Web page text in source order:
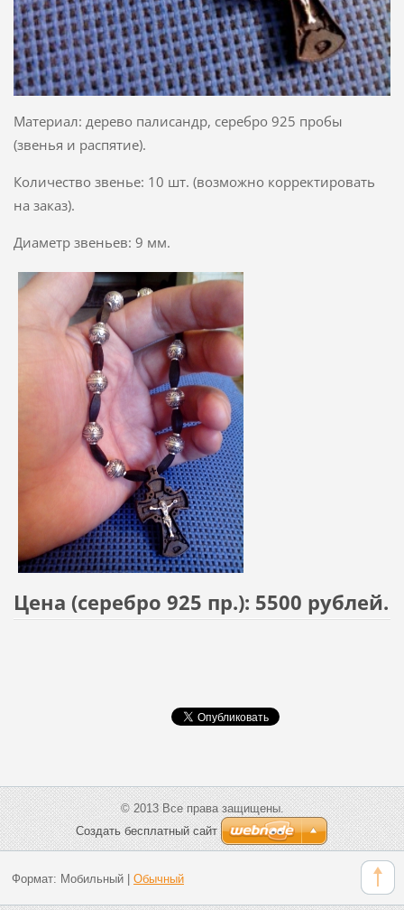
Материал: дерево палисандр, серебро 925 пробы
(звенья и распятие).
Количество звенье: 10 шт. (возможно корректировать
на заказ).
Диаметр звеньев: 9 мм.
Цена (серебро 925 пр.): 5500 рублей.
© 2013 Все права защищены.
Создать бесплатный сайт
Формат: Мобильный| Обычный